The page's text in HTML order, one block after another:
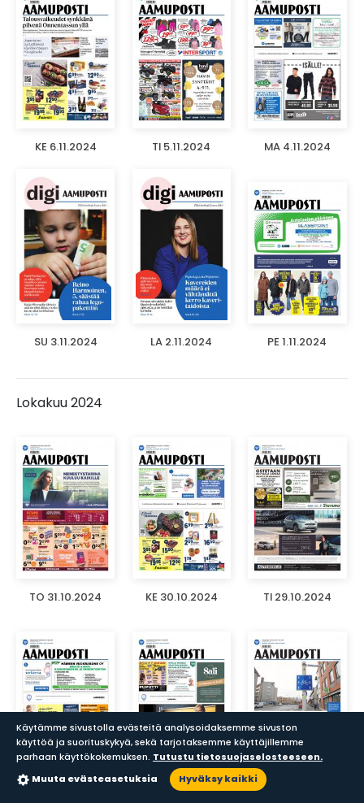
Haku
KE 6.11.2024 TI 5.11.2024 MA 4.11.2024
SU 3.11.2024 LA 2.11.2024 PE 1.11.2024
Lokakuu 2024
TO 31.10.2024 KE 30.10.2024 TI 29.10.2024
LA 26.10.2024 PE 25.10.2024
Käytämme sivustolla evästeitä analysoidaksemme sivuston
käyttöä ja suorituskykyä, sekä tarjotaksemme käyttäjillemme
parhaan käyttökokemuksen. Tutustu tietosuojaselosteeseen.
Muuta evästeasetuksia
Hyväksy kaikki